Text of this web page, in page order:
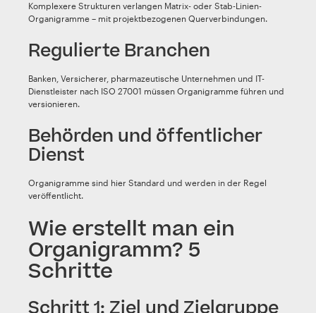
Komplexere Strukturen verlangen Matrix- oder Stab-Linien-
Organigramme – mit projektbezogenen Querverbindungen.
Regulierte Branchen
Banken, Versicherer, pharmazeutische Unternehmen und IT-
Dienstleister nach ISO 27001 müssen Organigramme führen und
versionieren.
Behörden und öffentlicher
Dienst
Organigramme sind hier Standard und werden in der Regel
veröffentlicht.
Wie erstellt man ein
Organigramm? 5
Schritte